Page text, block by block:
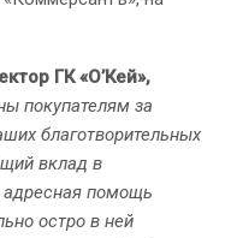
ГК «О’Кей»,
покупателям за
благотворительных
вклад в
адресная помощь
остро в ней